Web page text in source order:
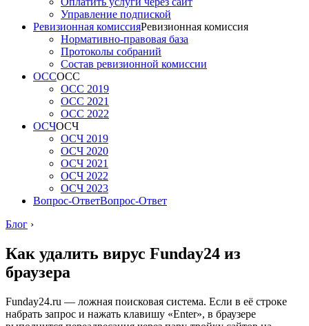
Управление подпиской
Ревизионная комиссияРевизионная комиссия
Нормативно-правовая база
Протоколы собраний
Состав ревизионной комиссии
ОССОСС
ОСС 2019
ОСС 2021
ОСС 2022
ОСЧОСЧ
ОСЧ 2019
ОСЧ 2020
ОСЧ 2021
ОСЧ 2022
ОСЧ 2023
Вопрос-ОтветВопрос-Ответ
Блог ›
Как удалить вирус Funday24 из
браузера
Funday24.ru — ложная поисковая система. Если в её строке
набрать запрос и нажать клавишу «Enter», в браузере